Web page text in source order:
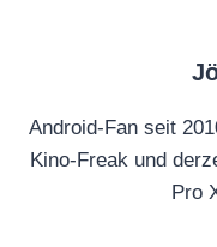
Android-Fan seit
Kino-Freak und
Pro